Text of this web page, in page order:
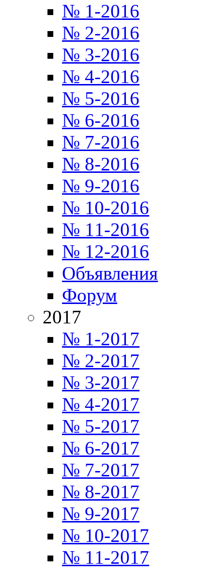
№ 1-2016
№ 2-2016
№ 3-2016
№ 4-2016
№ 5-2016
№ 6-2016
№ 7-2016
№ 8-2016
№ 9-2016
№ 10-2016
№ 11-2016
№ 12-2016
Объявления
Форум
2017
№ 1-2017
№ 2-2017
№ 3-2017
№ 4-2017
№ 5-2017
№ 6-2017
№ 7-2017
№ 8-2017
№ 9-2017
№ 10-2017
№ 11-2017